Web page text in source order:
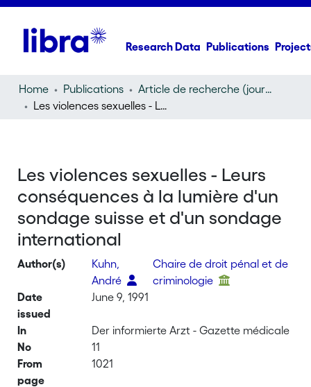
Research Data Publications
Home Publications
Article de recherche (journal article)
Les violences sexuelles - Leurs conséquences à la lumière d'un sondage suisse et d'un sondage international
Les violences sexuelles - Leurs
conséquences à la lumière d'un
sondage suisse et d'un sondage
international
Author(s)
Kuhn,
André
Chaire de droit pénal et de
criminologie
Date
issued
June 9, 1991
In
Der informierte Arzt - Gazette médicale
No
11
From
page
1021